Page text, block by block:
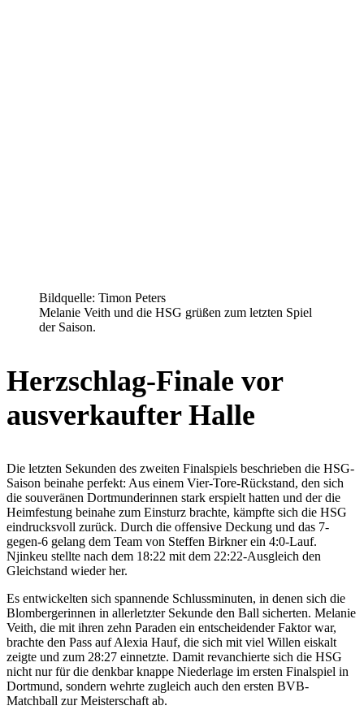
Bildquelle: Timon Peters
Melanie Veith und die HSG grüßen zum letzten Spiel
der Saison.
Herzschlag-Finale vor
ausverkaufter Halle
Die letzten Sekunden des zweiten Finalspiels beschrieben die HSG-
Saison beinahe perfekt: Aus einem Vier-Tore-Rückstand, den sich
die souveränen Dortmunderinnen stark erspielt hatten und der die
Heimfestung beinahe zum Einsturz brachte, kämpfte sich die HSG
eindrucksvoll zurück. Durch die offensive Deckung und das 7-
gegen-6 gelang dem Team von Steffen Birkner ein 4:0-Lauf.
Njinkeu stellte nach dem 18:22 mit dem 22:22-Ausgleich den
Gleichstand wieder her.
Es entwickelten sich spannende Schlussminuten, in denen sich die
Blombergerinnen in allerletzter Sekunde den Ball sicherten. Melanie
Veith, die mit ihren zehn Paraden ein entscheidender Faktor war,
brachte den Pass auf Alexia Hauf, die sich mit viel Willen eiskalt
zeigte und zum 28:27 einnetzte. Damit revanchierte sich die HSG
nicht nur für die denkbar knappe Niederlage im ersten Finalspiel in
Dortmund, sondern wehrte zugleich auch den ersten BVB-
Matchball zur Meisterschaft ab.